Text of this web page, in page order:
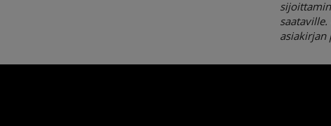
asiakirjan